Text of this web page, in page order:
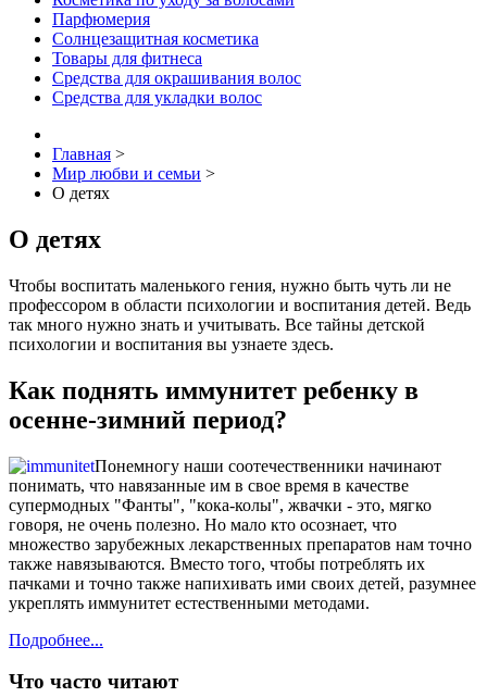
Парфюмерия
Солнцезащитная косметика
Товары для фитнеса
Средства для окрашивания волос
Средства для укладки волос
Главная >
Мир любви и семьи >
О детях
О детях
Чтобы воспитать маленького гения, нужно быть чуть ли не
профессором в области психологии и воспитания детей. Ведь
так много нужно знать и учитывать. Все тайны детской
психологии и воспитания вы узнаете здесь.
Как поднять иммунитет ребенку в
осенне-зимний период?
Понемногу наши соотечественники начинают
понимать, что навязанные им в свое время в качестве
супермодных "Фанты", "кока-колы", жвачки - это, мягко
говоря, не очень полезно. Но мало кто осознает, что
множество зарубежных лекарственных препаратов нам точно
также навязываются. Вместо того, чтобы потреблять их
пачками и точно также напихивать ими своих детей, разумнее
укреплять иммунитет естественными методами.
Подробнее...
Что часто читают